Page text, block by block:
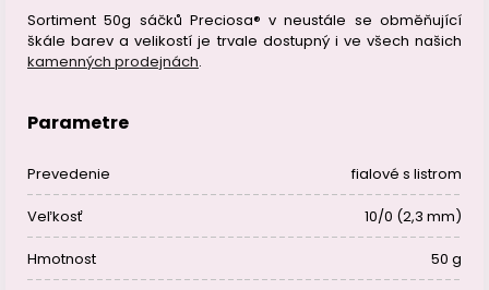
Sortiment 50g sáčků Preciosa® v neustále se obměňující
škále barev a velikostí je trvale dostupný i ve všech našich
kamenných prodejnách.
Parametre
Prevedenie fialové s listrom
Veľkosť 10/0 (2,3 mm)
Hmotnost 50 g